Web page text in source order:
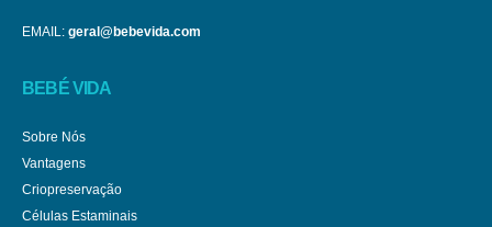
EMAIL: geral@bebevida.com
BEBÉ VIDA
Sobre Nós
Vantagens
Criopreservação
Células Estaminais